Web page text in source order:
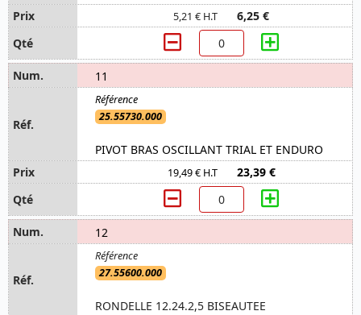
5,21 € H.T 6,25 €
11
25.55730.000
PIVOT BRAS OSCILLANT TRIAL ET ENDURO
19,49 € H.T 23,39 €
12
27.55600.000
RONDELLE 12.24.2,5 BISEAUTEE